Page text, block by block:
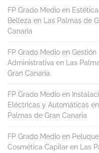
FP Grado Medio en
Belleza en Las Palmas de
Canaria
FP Grado Medio en Gestión
Administrativa en Las
Gran Canaria
FP Grado Medio en
Eléctricas y Automáticas
Palmas de Gran Canaria
FP Grado Medio en
Cosmética Capilar en Las